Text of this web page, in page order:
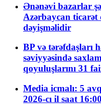
Ənənəvi bazarlar
Azərbaycan ticarət
dəyişməlidir
BP və tərəfdaşları
səviyyəsində
qoyuluşlarını 31
Media icmalı: 5
2026-cı il saat